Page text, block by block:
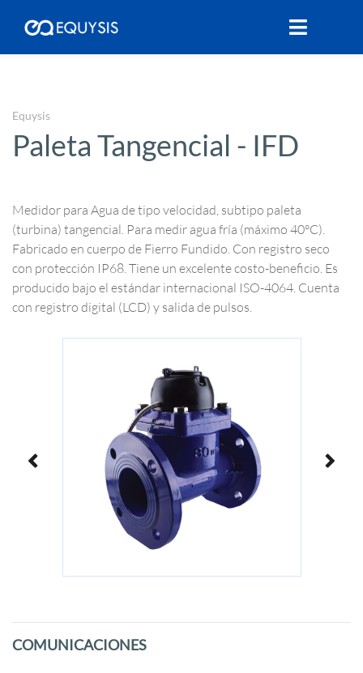
COMUNICACIONES
Equysis
Paleta Tangencial - IFD
Medidor para Agua de tipo velocidad, subtipo paleta
(turbina) tangencial. Para medir agua fría (máximo 40°C).
Fabricado en cuerpo de Fierro Fundido. Con registro seco
con protección IP68. Tiene un excelente costo-beneficio. Es
producido bajo el estándar internacional ISO-4064. Cuenta
con registro digital (LCD) y salida de pulsos.